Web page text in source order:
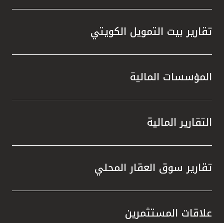
تقارير بيت التمويل الكويتي
المؤسسات المالية
التقارير المالية
تقارير سوق العقار المحلي
علاقات المستثمرين